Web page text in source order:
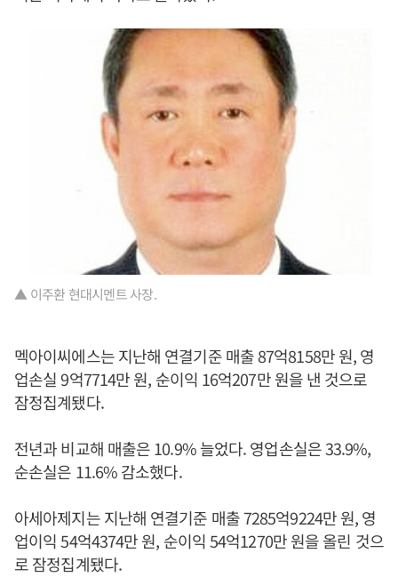
▲ 이주환 현대시멘트 사장.
멕아이씨에스는 지난해 연결기준 매출 87억8158만 원, 영
업손실 9억7714만 원, 순이익 16억207만 원을 낸 것으로
잠정집계됐다.
전년과 비교해 매출은 10.9% 늘었다. 영업손실은 33.9%,
순손실은 11.6% 감소했다.
아세아제지는 지난해 연결기준 매출 7285억9224만 원, 영
업이익 54억4374만 원, 순이익 54억1270만 원을 올린 것으
로 잠정집계됐다.